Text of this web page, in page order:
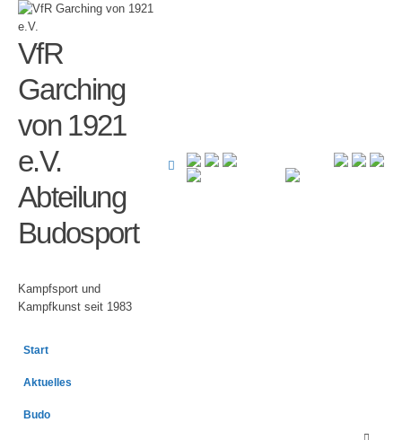
VfR
Garching
von 1921
e.V.
Abteilung
Budosport
Kampfsport und
Kampfkunst seit 1983
Start
Aktuelles
Budo